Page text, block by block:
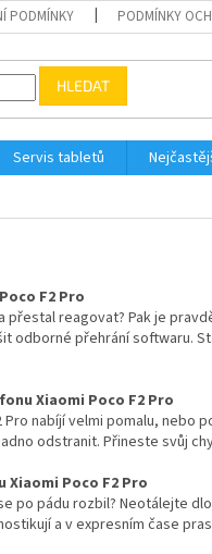
PODMÍNKY PODMÍNKY
HLEDAT
Servis tabletů
F2 Pro
reagovat? Pak je
odborné přehrání softwaru.
Xiaomi Poco F2 Pro
nabíjí velmi pomalu,
odstranit. Přineste svůj
Poco F2 Pro
po pádu rozbil? Neotálejte
a v expresním čase